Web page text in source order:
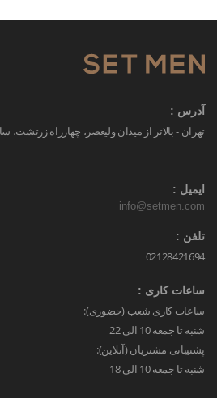
آدرس :
تهران - بالاتر از میدان ولیعصر، چهارراه
ایمیل :
info@setmen.com
تلفن :
02128421694
ساعات کاری :
ساعات کاری شعب (حضوری):
شنبه تا جمعه 10 الی 22
پشتیبانی مشتریان (آنلاین):
شنبه تا جمعه 10 الی 18